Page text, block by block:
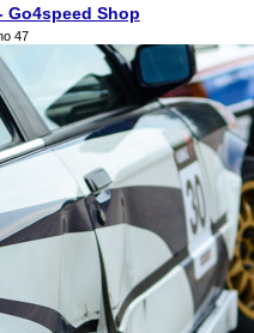
Go4speed Shop
47